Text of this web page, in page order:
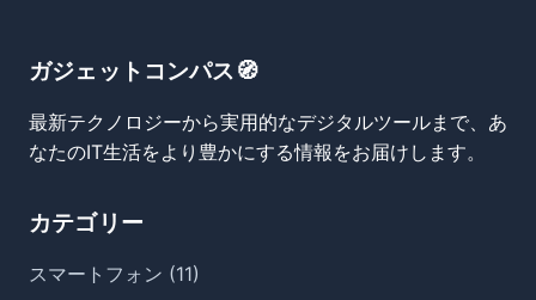
ガジェットコンパス🧭
最新テクノロジーから実用的なデジタルツールまで、あ
なたのIT生活をより豊かにする情報をお届けします。
カテゴリー
スマートフォン (11)